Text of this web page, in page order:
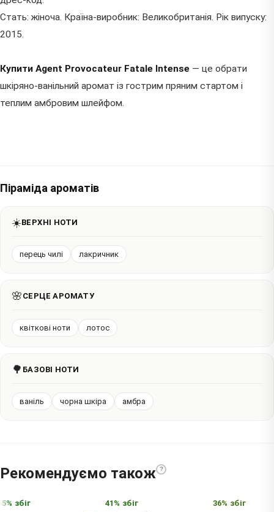
Стать: жіноча. Країна-виробник: Великобританія. Рік випуску:
2015.
Купити Agent Provocateur Fatale Intense — це обрати
шкіряно-ванільний аромат із гострим пряним стартом і
теплим амбровим шлейфом.
Піраміда ароматів
☀️ВЕРХНІ НОТИ
перець чилі лакричник
🌸 СЕРЦЕ АРОМАТУ
квіткові ноти лотос
🌳 БАЗОВІ НОТИ
ваніль чорна шкіра амбра
Рекомендуємо також ?
збіг 41% збіг 36% збіг